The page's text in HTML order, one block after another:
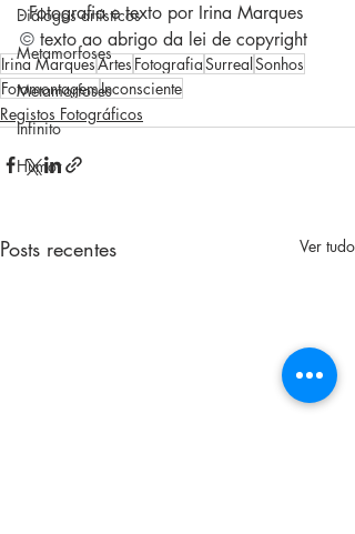
Diálogos artísticos
Metamorfoses
Metamorfoses
Infinito
Humor
- Fotografia e texto por Irina Marques
© texto ao abrigo da lei de copyright
Irina MarquesArtes FotografiaSurrealSonhos
FotomontagemInconsciente
Registos Fotográficos
Posts recentes Ver tudo